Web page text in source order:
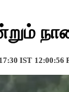
IST 12:00:56